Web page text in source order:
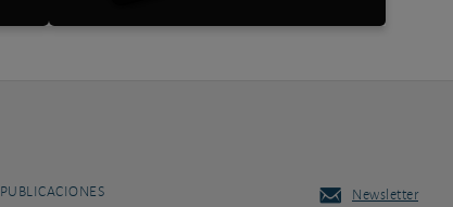
PUBLICACIONES Newsletter